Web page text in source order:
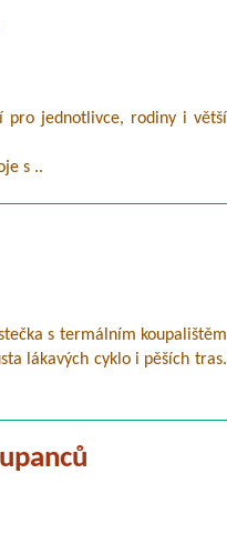
pro jednotlivce, rodiny i větší
s ..
s termálním koupalištěm
lákavých cyklo i pěších tras.